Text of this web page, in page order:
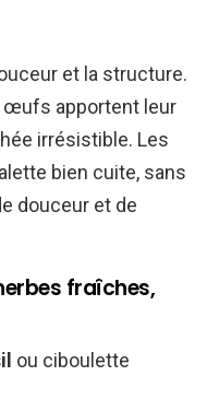
et la structure.
œufs apportent leur
irrésistible. Les
bien cuite, sans
douceur et de
fraîches,
ou ciboulette